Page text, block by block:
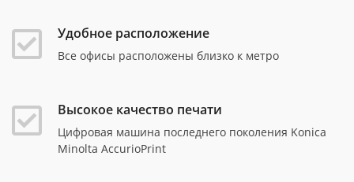
Удобное расположение
Все офисы расположены близко к метро
Высокое качество печати
Цифровая машина последнего поколения Konica
Minolta AccurioPrint